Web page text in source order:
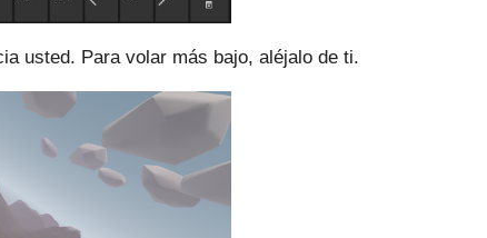
usted. Para volar más bajo, aléjalo de ti.